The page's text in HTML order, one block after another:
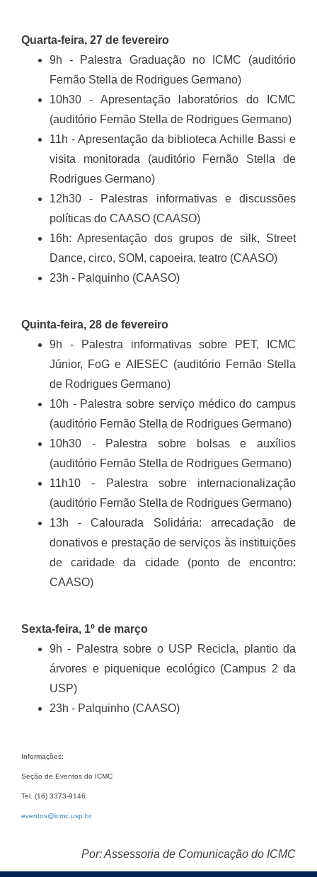
Quarta-feira, 27 de fevereiro
9h - Palestra Graduação no ICMC (auditório
Fernão Stella de Rodrigues Germano)
10h30 - Apresentação laboratórios do ICMC
(auditório Fernão Stella de Rodrigues Germano)
11h - Apresentação da biblioteca Achille Bassi e
visita monitorada (auditório Fernão Stella de
Rodrigues Germano)
12h30 - Palestras informativas e discussões
políticas do CAASO (CAASO)
16h: Apresentação dos grupos de silk, Street
Dance, circo, SOM, capoeira, teatro (CAASO)
23h - Palquinho (CAASO)
Quinta-feira, 28 de fevereiro
9h - Palestra informativas sobre PET, ICMC
Júnior, FoG e AIESEC (auditório Fernão Stella
de Rodrigues Germano)
10h - Palestra sobre serviço médico do campus
(auditório Fernão Stella de Rodrigues Germano)
10h30 - Palestra sobre bolsas e auxílios
(auditório Fernão Stella de Rodrigues Germano)
11h10 - Palestra sobre internacionalização
(auditório Fernão Stella de Rodrigues Germano)
13h - Calourada Solidária: arrecadação de
donativos e prestação de serviços às instituições
de caridade da cidade (ponto de encontro:
CAASO)
Sexta-feira, 1º de março
9h - Palestra sobre o USP Recicla, plantio da
árvores e piquenique ecológico (Campus 2 da
USP)
23h - Palquinho (CAASO)
Informações:
Seção de Eventos do ICMC
Tel. (16) 3373-9146
eventos@icmc.usp.br
Por: Assessoria de Comunicação do ICMC